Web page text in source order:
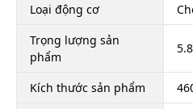
Loại động cơ
Trọng lượng sản
phẩm
Kích thước sản phẩm